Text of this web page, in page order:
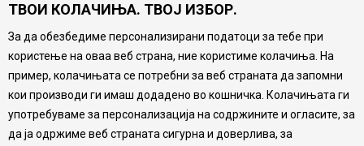
Ваучери
Product Finder
FAQs
Настојуваме да бидеме што попрецизни во описот на
производите, прикажување на слики и цени, но не
можеме да гарантираме дека сите информации се
ТВОИ КОЛАЧИЊА. ТВОЈ ИЗБОР.
За да обезбедиме персонализирани податоци за тебе при
користење на оваа веб страна, ние користиме колачиња. На
пример, колачињата се потребни за веб страната да запомни
кои производи ги имаш додадено во кошничка. Колачињата ги
употребуваме за персонализација на содржините и огласите, за
да ја одржиме веб страната сигурна и доверлива, за